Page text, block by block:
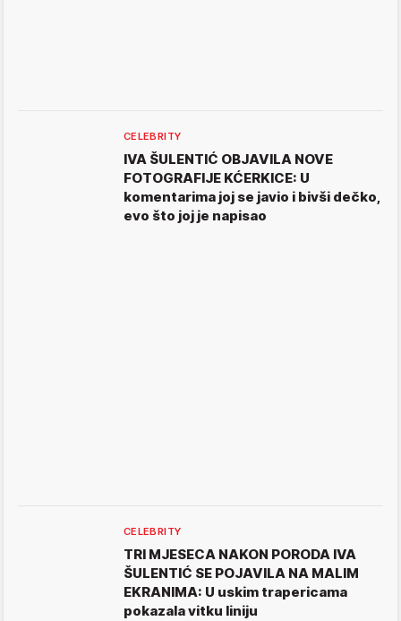
CELEBRITY
IVA ŠULENTIĆ OBJAVILA NOVE
FOTOGRAFIJE KĆERKICE: U
komentarima joj se javio i bivši dečko,
evo što joj je napisao
CELEBRITY
TRI MJESECA NAKON PORODA IVA
ŠULENTIĆ SE POJAVILA NA MALIM
EKRANIMA: U uskim trapericama
pokazala vitku liniju